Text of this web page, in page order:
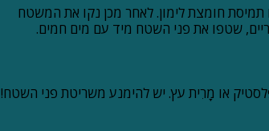
סידן יוצר מים קשים נקה עם חומצה אצטית חמה 10% או תמיסת חומצת לימון. לאחר מכן נקו את המשטח
שטפו את פני השטח מיד עם מים חמים.
או מָרִית עץ. יש להימנע משריטת פני השטח!